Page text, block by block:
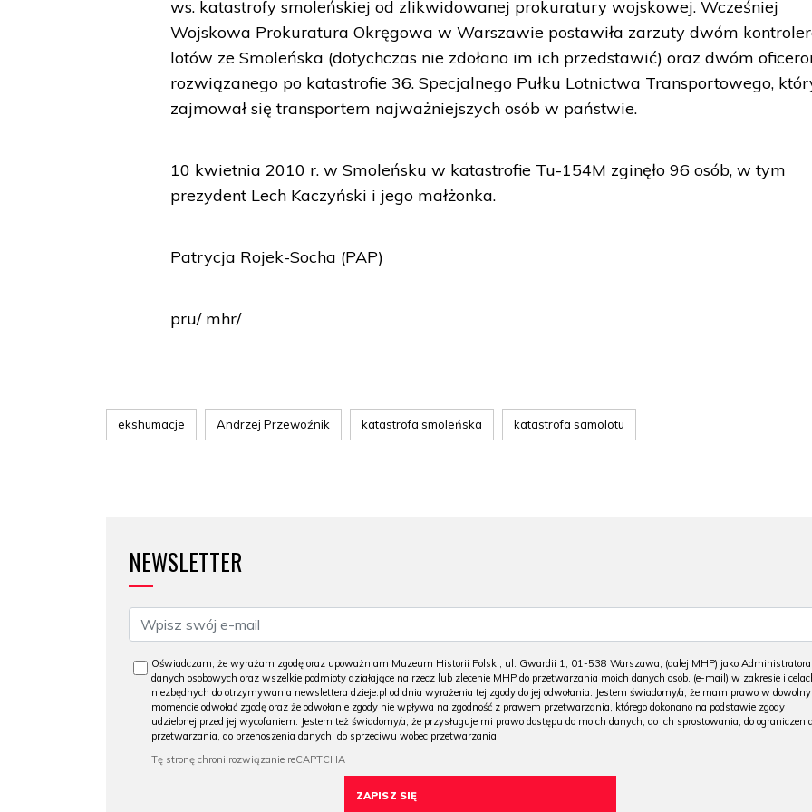
ws. katastrofy smoleńskiej od zlikwidowanej prokuratury wojskowej. Wcześniej
Wojskowa Prokuratura Okręgowa w Warszawie postawiła zarzuty dwóm
lotów ze Smoleńska (dotychczas nie zdołano im ich przedstawić) oraz dwóm
rozwiązanego po katastrofie 36. Specjalnego Pułku Lotnictwa Transportowego,
zajmował się transportem najważniejszych osób w państwie.
10 kwietnia 2010 r. w Smoleńsku w katastrofie Tu-154M zginęło 96 osób, w tym
prezydent Lech Kaczyński i jego małżonka.
Patrycja Rojek-Socha (PAP)
pru/ mhr/
ekshumacje Andrzej Przewoźnik katastrofa smoleńska katastrofa samolotu
NEWSLETTER
Oświadczam, że wyrażam zgodę oraz upoważniam Muzeum Historii Polski, ul. Gwardii 1, 01-538 Warszawa, (dalej MHP) jako Administratora
danych osobowych oraz wszelkie podmioty działające na rzecz lub zlecenie MHP do przetwarzania moich danych osob. (e-mail) w zakresie i
niezbędnych do otrzymywania newslettera dzieje.pl od dnia wyrażenia tej zgody do jej odwołania. Jestem świadomy/a, że mam prawo w
momencie odwołać zgodę oraz że odwołanie zgody nie wpływa na zgodność z prawem przetwarzania, którego dokonano na podstawie zgody
udzielonej przed jej wycofaniem. Jestem też świadomy/a, że przysługuje mi prawo dostępu do moich danych, do ich sprostowania, do ograniczenia
przetwarzania, do przenoszenia danych, do sprzeciwu wobec przetwarzania.